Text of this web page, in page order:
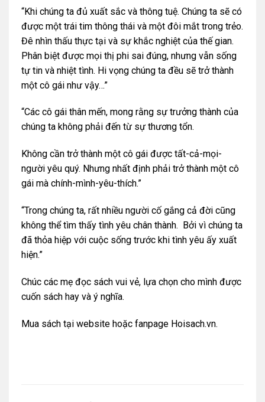
“Khi chúng ta đủ xuất sắc và thông tuệ. Chúng ta sẽ có
được một trái tim thông thái và một đôi mắt trong trẻo.
Đê nhìn thấu thực tại và sự khắc nghiệt của thế gian.
Phân biệt được mọi thị phi sai đúng, nhưng vẫn sống
tự tin và nhiệt tình. Hi vọng chúng ta đều sẽ trở thành
một cô gái như vậy…”
“Các cô gái thân mến, mong rằng sự trưởng thành của
chúng ta không phải đến từ sự thương tổn.
Không cần trở thành một cô gái được tất-cả-mọi-
người yêu quý. Nhưng nhất định phải trở thành một cô
gái mà chính-mình-yêu-thích.”
“Trong chúng ta, rất nhiều người cố gắng cả đời cũng
không thể tìm thấy tình yêu chân thành. Bởi vì chúng ta
đã thỏa hiệp với cuộc sống trước khi tình yêu ấy xuất
hiện.”
Chúc các mẹ đọc sách vui vẻ, lựa chọn cho mình được
cuốn sách hay và ý nghĩa.
Mua sách tại websitehoặc fanpage Hoisach.vn.